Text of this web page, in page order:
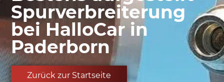
Spurverbreiterung
bei HalloCar in
Paderborn
Zurück zur Startseite